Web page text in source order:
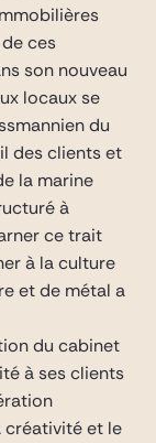
ces
son nouveau
locaux se
du
des clients et
la marine
à
ce trait
à la culture
et de métal a
du cabinet
à ses clients
créativité et le